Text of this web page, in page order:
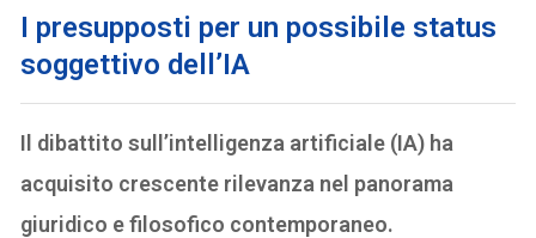
I presupposti per un possibile status
soggettivo dell’IA
Il dibattito sull’intelligenza artificiale (IA) ha
acquisito crescente rilevanza nel panorama
giuridico e filosofico contemporaneo.